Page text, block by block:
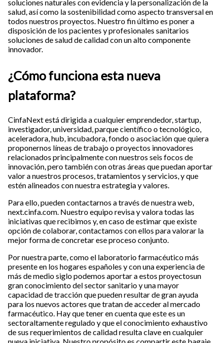
soluciones naturales con evidencia y la personalización de la
salud, así como la sostenibilidad como aspecto transversal en
todos nuestros proyectos. Nuestro fin último es poner a
disposición de los pacientes y profesionales sanitarios
soluciones de salud de calidad con un alto componente
innovador.
¿Cómo funciona esta nueva
plataforma?
CinfaNext está dirigida a cualquier emprendedor, startup,
investigador, universidad, parque científico o tecnológico,
aceleradora, hub, incubadora, fondo o asociación que quiera
proponernos líneas de trabajo o proyectos innovadores
relacionados principalmente con nuestros seis focos de
innovación, pero también con otras áreas que puedan aportar
valor a nuestros procesos, tratamientos y servicios, y que
estén alineados con nuestra estrategia y valores.
Para ello, pueden contactarnos a través de nuestra web,
next.cinfa.com. Nuestro equipo revisa y valora todas las
iniciativas que recibimos y, en caso de estimar que existe
opción de colaborar, contactamos con ellos para valorar la
mejor forma de concretar ese proceso conjunto.
Por nuestra parte, como el laboratorio farmacéutico más
presente en los hogares españoles y con una experiencia de
más de medio siglo podemos aportar a estos proyectosun
gran conocimiento del sector sanitario y una mayor
capacidad de tracción que pueden resultar de gran ayuda
para los nuevos actores que tratan de acceder al mercado
farmacéutico. Hay que tener en cuenta que este es un
sectoraltamente regulado y que el conocimiento exhaustivo
de sus requerimientos de calidad resulta clave en cualquier